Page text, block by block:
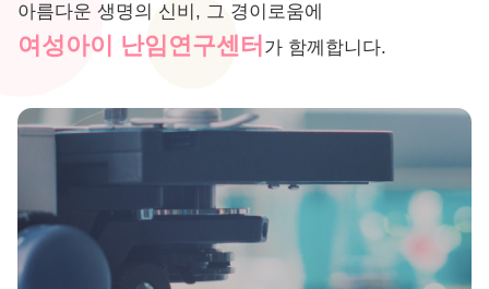
아름다운 생명의 신비, 그 경이로움에
여성아이 난임연구센터 가 함께합니다.